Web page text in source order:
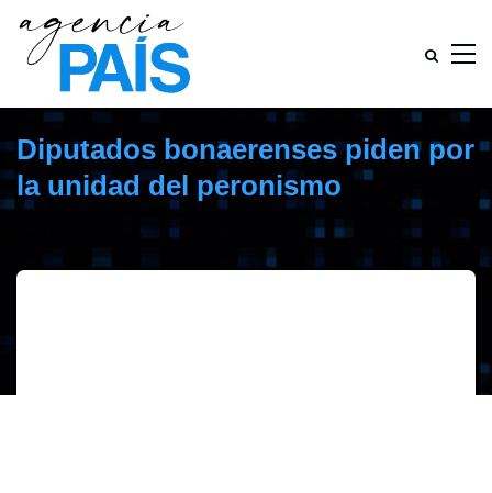
Diputados bonaerenses piden por
la unidad del peronismo